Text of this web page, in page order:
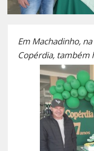
Em Machadinho,
Copérdia, também